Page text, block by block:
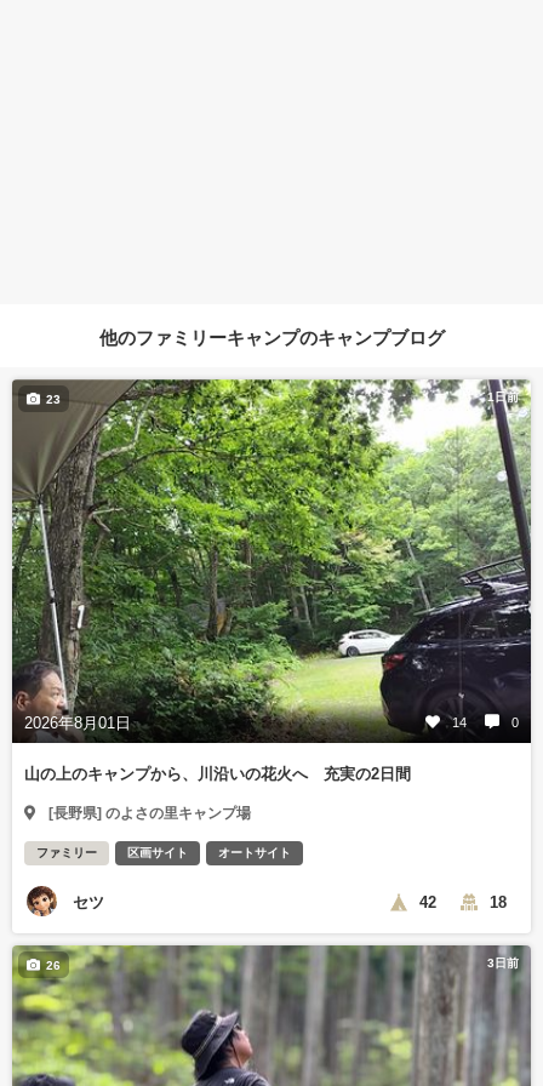
他のファミリーキャンプのキャンプブログ
1日前
2026年8月01日 14 0
23
山の上のキャンプから、川沿いの花火へ 充実の2日間
[長野県] のよさの里キャンプ場
ファミリー 区画サイト オートサイト
セツ 42 18
3日前
26